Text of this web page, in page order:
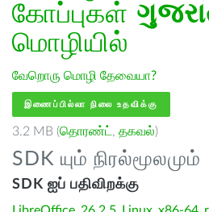
கோப்புகள்
மொழியில்
வேறொரு மொழி தேவையா?
இணைப்பில்லா நிலை உதவிக்கு
3.2 MB (தொரண்ட் , தகவல்)
SDK யும் நிரல்மூலமும்
SDK ஐப் பதிவிறக்கு